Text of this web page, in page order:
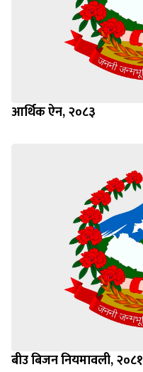
आर्थिक ऐन, २०८३
बीउ बिजन नियमावली, २०८१